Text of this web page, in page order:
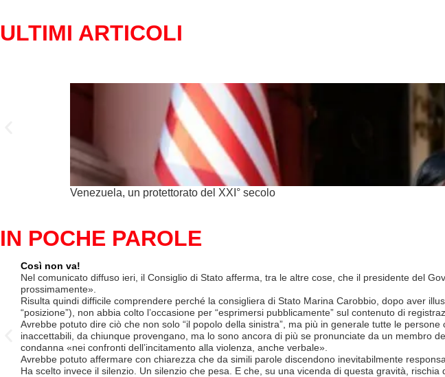
ULTIMI ARTICOLI
Venezuela, un protettorato del XXI° secolo
IN POCHE PAROLE
Così non va!
Nel comunicato diffuso ieri, il Consiglio di Stato afferma, tra le altre cose, che il presidente del
prossimamente».
Risulta quindi difficile comprendere perché la consigliera di Stato Marina Carobbio, dopo aver
“posizione”), non abbia colto l’occasione per “esprimersi pubblicamente” sul contenuto di
Avrebbe potuto dire ciò che non solo “il popolo della sinistra”, ma più in generale tutte le
inaccettabili, da chiunque provengano, ma lo sono ancora di più se pronunciate da un membro
condanna «nei confronti dell’incitamento alla violenza, anche verbale».
Avrebbe potuto affermare con chiarezza che da simili parole discendono inevitabilmente
Ha scelto invece il silenzio. Un silenzio che pesa. E che, su una vicenda di questa gravità,